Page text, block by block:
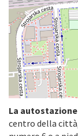
La
centro della